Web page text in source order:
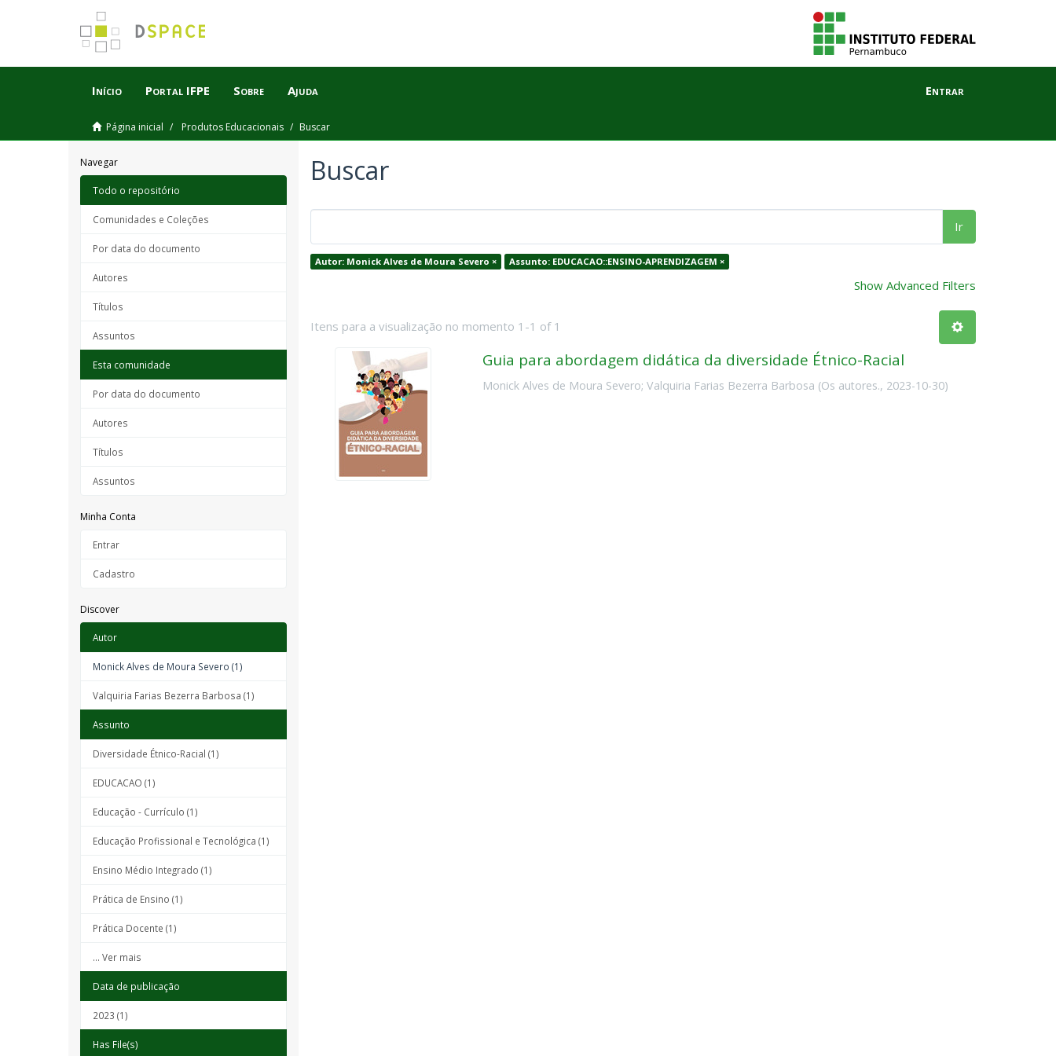
Início Portal IFPE Sobre Ajuda Entrar
Página inicial Produtos Educacionais Buscar
Navegar
Todo o repositório
Comunidades e Coleções
Por data do documento
Autores
Títulos
Assuntos
Esta comunidade
Por data do documento
Autores
Títulos
Assuntos
Minha Conta
Entrar
Cadastro
Discover
Autor
Monick Alves de Moura Severo (1)
Valquiria Farias Bezerra Barbosa (1)
Assunto
Diversidade Étnico-Racial (1)
EDUCACAO (1)
Educação - Currículo (1)
Educação Profissional e Tecnológica (1)
Ensino Médio Integrado (1)
Prática de Ensino (1)
Prática Docente (1)
... Ver mais
Data de publicação
2023 (1)
Has File(s)
Buscar
Ir
Autor: Monick Alves de Moura Severo × Assunto: EDUCACAO::ENSINO-APRENDIZAGEM ×
Show Advanced Filters
Itens para a visualização no momento 1-1 of 1
Guia para abordagem didática da diversidade Étnico-Racial
Monick Alves de Moura Severo; Valquiria Farias Bezerra Barbosa (Os autores., 2023-10-30)